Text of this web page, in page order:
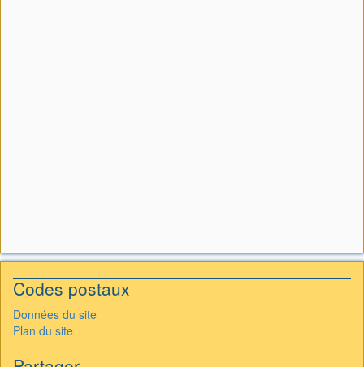
Codes postaux
Données du site
Plan du site